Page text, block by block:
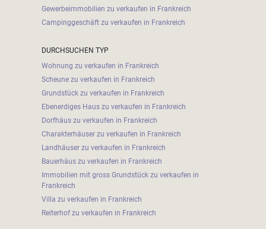
Gewerbeimmobilien zu verkaufen in Frankreich
Campinggeschäft zu verkaufen in Frankreich
DURCHSUCHEN TYP
Wohnung zu verkaufen in Frankreich
Scheune zu verkaufen in Frankreich
Grundstück zu verkaufen in Frankreich
Ebenerdiges Haus zu verkaufen in Frankreich
Dorfhäus zu verkaufen in Frankreich
Charakterhäuser zu verkaufen in Frankreich
Landhäuser zu verkaufen in Frankreich
Bauerhäus zu verkaufen in Frankreich
Immobilien mit gross Grundstück zu verkaufen in
Frankreich
Villa zu verkaufen in Frankreich
Reiterhof zu verkaufen in Frankreich